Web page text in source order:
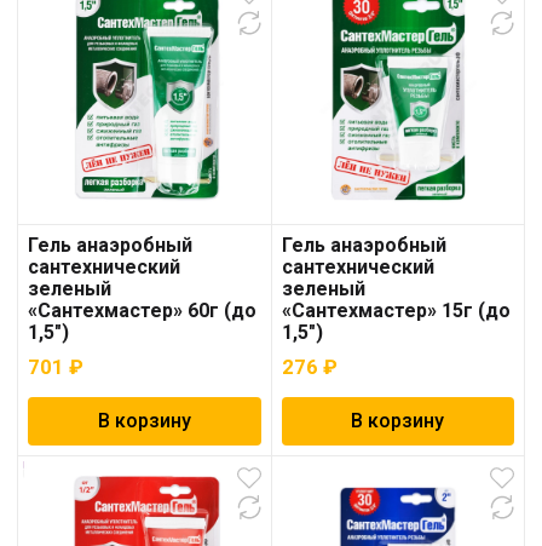
Гель анаэробный
сантехнический
зеленый
«Сантехмастер» 60г (до
1,5″)
701 ₽
В корзину
Гель анаэробный
сантехнический
зеленый
«Сантехмастер» 15г (до
1,5″)
276 ₽
В корзину